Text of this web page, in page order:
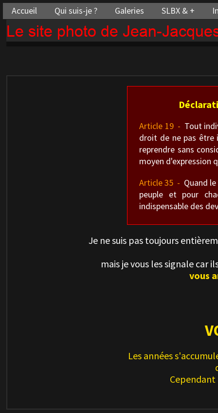
Le site photo de Jean-
Accueil Qui suis-je ? Galeries SLBX & +
Article 19 - Tout
droit de ne pas être
reprendre sans
moyen d'expression
Article 35 - Quand
peuple et pour
indispensable des
Je ne suis pas toujours
mais je vous les signale car
vous
Les années